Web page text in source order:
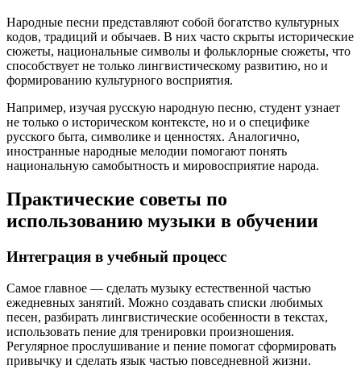
Народные песни представляют собой богатство культурных
кодов, традиций и обычаев. В них часто скрыты исторические
сюжеты, национальные символы и фольклорные сюжеты, что
способствует не только лингвистическому развитию, но и
формированию культурного восприятия.
Например, изучая русскую народную песню, студент узнает
не только о историческом контексте, но и о специфике
русского быта, символике и ценностях. Аналогично,
иностранные народные мелодии помогают понять
национальную самобытность и мировосприятие народа.
Практические советы по
использованию музыки в обучении
Интеграция в учебный процесс
Самое главное — сделать музыку естественной частью
ежедневных занятий. Можно создавать списки любимых
песен, разбирать лингвистические особенности в текстах,
использовать пение для тренировки произношения.
Регулярное прослушивание и пение помогат сформировать
привычку и сделать язык частью повседневной жизни.